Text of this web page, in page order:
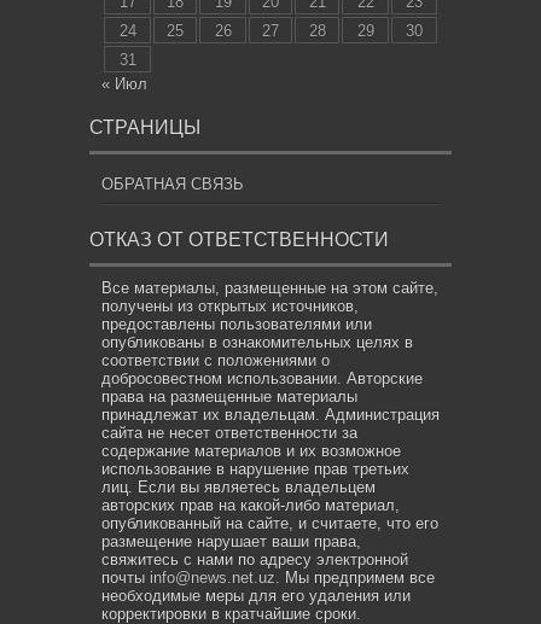
24
25 26 27 28 29
30
31
« Июл
СТРАНИЦЫ
ОБРАТНАЯ СВЯЗЬ
ОТКАЗ ОТ ОТВЕТСТВЕННОСТИ
Все материалы, размещенные на этом сайте,
получены из открытых источников,
предоставлены пользователями или
опубликованы в ознакомительных целях в
соответствии с положениями о
добросовестном использовании. Авторские
права на размещенные материалы
принадлежат их владельцам. Администрация
сайта не несет ответственности за
содержание материалов и их возможное
использование в нарушение прав третьих
лиц. Если вы являетесь владельцем
авторских прав на какой-либо материал,
опубликованный на сайте, и считаете, что его
размещение нарушает ваши права,
свяжитесь с нами по адресу электронной
почты info@news.net.uz. Мы предпримем все
необходимые меры для его удаления или
корректировки в кратчайшие сроки.